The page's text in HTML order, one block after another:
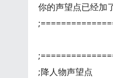
你的声望点已经加
;降人物声望点